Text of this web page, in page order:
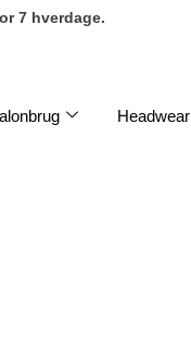
7 hverdage.
Headwear